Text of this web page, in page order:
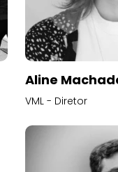
Aline
VML - Diretor